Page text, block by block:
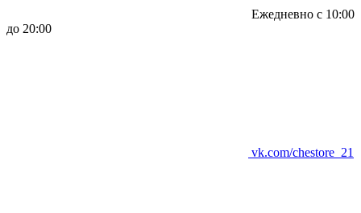
Ежедневно с 10:00
до 20:00
vk.com/chestore_21